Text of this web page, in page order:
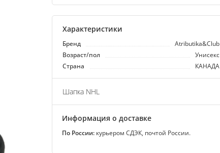
Характеристики
Бренд Atributika&Club
Возраст/пол
Унисекс
Страна
КАНАДА
Шапка NHL
Информация о доставке
По России: курьером СДЭК, почтой России.